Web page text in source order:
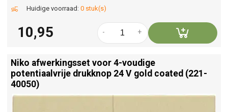
Huidige voorraad: 0 stuk(s)
10,95 +
-
Niko afwerkingsset voor 4-voudige
potentiaalvrije drukknop 24 V gold coated (221-
40050)